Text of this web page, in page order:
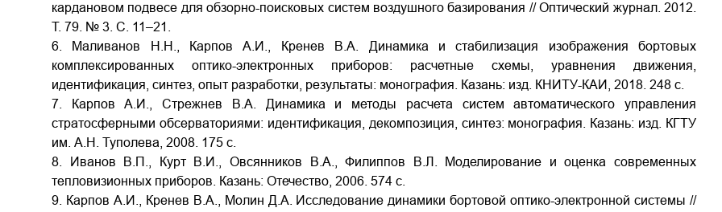
кардановом подвесе для обзорно-поисковых систем воздушного базирования // Оптический журнал. 2012.
Т. 79. № 3. С. 11–21.
6. Маливанов Н.Н., Карпов А.И., Кренев В.А. Динамика и стабилизация изображения бортовых
комплексированных оптико-электронных приборов: расчетные схемы, уравнения движения,
идентификация, синтез, опыт разработки, результаты: монография. Казань: изд. КНИТУ-КАИ, 2018. 248 с.
7. Карпов А.И., Стрежнев В.А. Динамика и методы расчета систем автоматического управления
стратосферными обсерваториями: идентификация, декомпозиция, синтез: монография. Казань: изд. КГТУ
им. А.Н. Туполева, 2008. 175 с.
8. Иванов В.П., Курт В.И., Овсянников В.А., Филиппов В.Л. Моделирование и оценка современных
тепловизионных приборов. Казань: Отечество, 2006. 574 с.
9. Карпов А.И., Кренев В.А., Молин Д.А. Исследование динамики бортовой оптико-электронной системы //